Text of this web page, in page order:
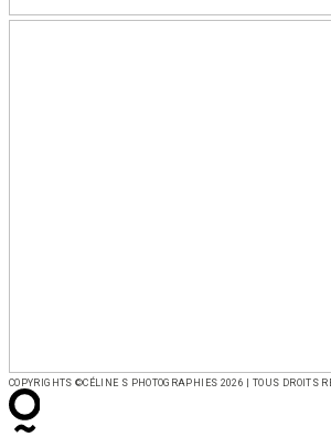
COPYRIGHTS ©CÉLINE S PHOTOGRAPHIES 2026 | TOUS DROITS